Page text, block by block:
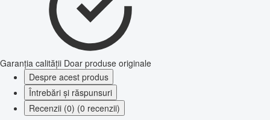
Garanția calității Doar produse originale
Despre acest produs
Întrebări și răspunsuri
Recenzii (0) (0 recenzii)